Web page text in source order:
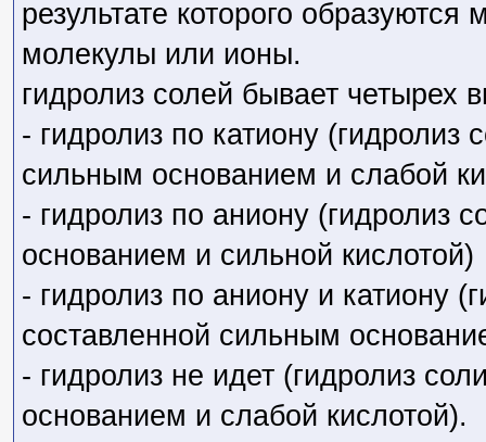
результате которого
молекулы или ионы.
гидролиз солей бывает четырех
- гидролиз по катиону (гидролиз
сильным основанием и слабой
- гидролиз по аниону (гидролиз
основанием и сильной кислотой)
- гидролиз по аниону и катиону
составленной сильным
- гидролиз не идет (гидролиз
основанием и слабой кислотой).